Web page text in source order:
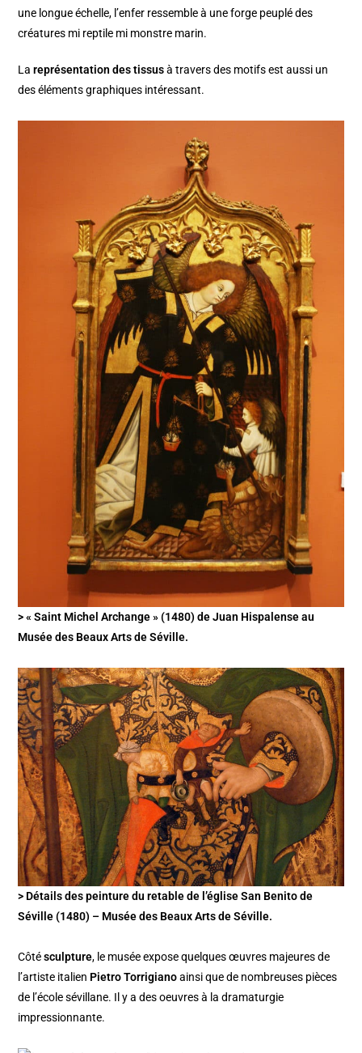
une longue échelle, l’enfer ressemble à une forge peuplé des
créatures mi reptile mi monstre marin.
Lareprésentation des tissusà travers des motifs est aussi un
des éléments graphiques intéressant.
> « Saint Michel Archange » (1480) de Juan Hispalense au
Musée des Beaux Arts de Séville.
> Détails des peinture du retable de l’église San Benito de
Séville (1480) – Musée des Beaux Arts de Séville.
Côtésculpture, le musée expose quelques œuvres majeures de
l’artiste italien Pietro Torrigianoainsi que de nombreuses pièces
de l’école sévillane. Il y a des oeuvres à la dramaturgie
impressionnante.